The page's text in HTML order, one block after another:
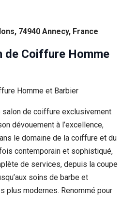
74940 Annecy, France
de Coiffure Homme
salon de coiffure exclusivement
dévouement à l’excellence,
le domaine de la coiffure et du
contemporain et sophistiqué,
de services, depuis la coupe
soins de barbe et
plus modernes. Renommé pour